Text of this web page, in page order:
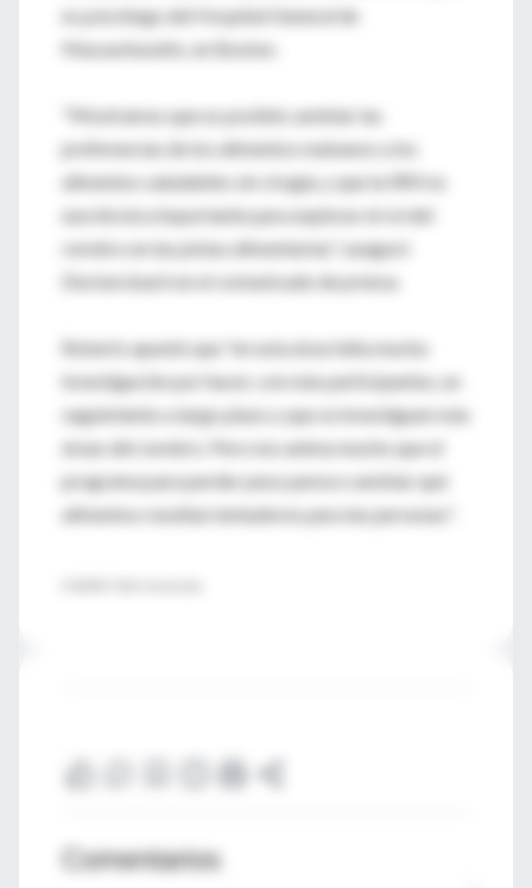
es psicólogo del Hospital General de
Massachusetts, en Boston.
"Mostramos que es posible cambiar las
preferencias de los alimentos malsanos a los
alimentos saludables sin cirugía, y que la IRM es
una técnica importante para explorar el rol del
cerebro en las pistas alimentarias", aseguró
Deckersbach en el comunicado de prensa.
Roberts apuntó que "en esta área falta mucha
investigación por hacer, con más participantes, un
seguimiento a largo plazo y que se investiguen más
áreas del cerebro. Pero nos anima mucho que el
programa para perder peso parece cambiar qué
alimentos resultan tentadores para las personas".
Comentarios